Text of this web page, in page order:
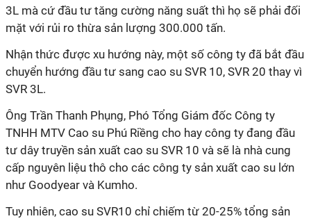
3L mà cứ đầu tư tăng cường năng suất thì họ sẽ phải đối
mặt với rủi ro thừa sản lượng 300.000 tấn.
Nhận thức được xu hướng này, một số công ty đã bắt đầu
chuyển hướng đầu tư sang cao su SVR 10, SVR 20 thay vì
SVR 3L.
Ông Trần Thanh Phụng, Phó Tổng Giám đốc Công ty
TNHH MTV Cao su Phú Riềng cho hay công ty đang đầu
tư dây truyền sản xuất cao su SVR 10 và sẽ là nhà cung
cấp nguyên liệu thô cho các công ty sản xuất cao su lớn
như Goodyear và Kumho.
Tuy nhiên, cao su SVR10 chỉ chiếm từ 20-25% tổng sản